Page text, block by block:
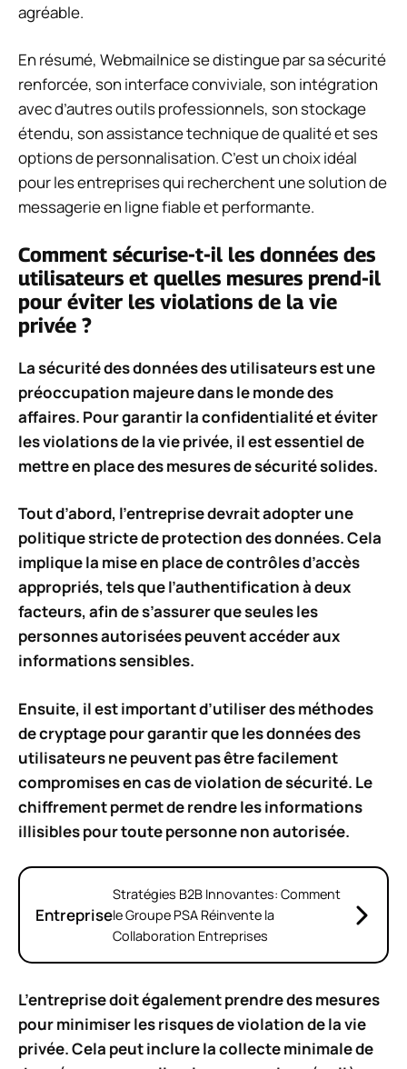
agréable.
En résumé, Webmailnice se distingue par sa sécurité
renforcée, son interface conviviale, son intégration
avec d’autres outils professionnels, son stockage
étendu, son assistance technique de qualité et ses
options de personnalisation. C’est un choix idéal
pour les entreprises qui recherchent une solution de
messagerie en ligne fiable et performante.
Comment sécurise-t-il les données des
utilisateurs et quelles mesures prend-il
pour éviter les violations de la vie
privée ?
La sécurité des données des utilisateurs est une
préoccupation majeure dans le monde des
affaires. Pour garantir la confidentialité et éviter
les violations de la vie privée, il est essentiel de
mettre en place des mesures de sécurité solides.
Tout d’abord, l’entreprise devrait adopter une
politique stricte de protection des données. Cela
implique la mise en place de contrôles d’accès
appropriés, tels que l’authentification à deux
facteurs, afin de s’assurer que seules les
personnes autorisées peuvent accéder aux
informations sensibles.
Ensuite, il est important d’utiliser des méthodes
de cryptage pour garantir que les données des
utilisateurs ne peuvent pas être facilement
compromises en cas de violation de sécurité. Le
chiffrement permet de rendre les informations
illisibles pour toute personne non autorisée.
Entreprise
Stratégies B2B Innovantes: Comment
le Groupe PSA Réinvente la
Collaboration Entreprises
L’entreprise doit également prendre des mesures
pour minimiser les risques de violation de la vie
privée. Cela peut inclure la collecte minimale de